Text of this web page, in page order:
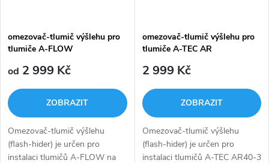
omezovač-tlumič výšlehu pro
tlumiče A-FLOW
od 2 999 Kč
ZOBRAZIT
Omezovač-tlumič výšlehu
(flash-hider) je určen pro
instalaci tlumičů A-FLOW na
omezovač-tlumič výšlehu pro
tlumiče A-TEC AR
2 999 Kč
ZOBRAZIT
Omezovač-tlumič výšlehu
(flash-hider) je určen pro
instalaci tlumičů A-TEC AR40-3